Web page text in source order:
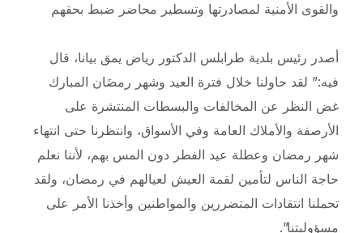
والقوى الأمنية لمصادرتها وتسطير محاضر ضبط بحقهم
أصدر رئيس بلدية طرابلس الدكتور رياض يمق بيانا، قال
فيه:” لقد حاولنا خلال فترة العيد وشهر رمضَان المبارك
غض النظر عن المخالفات والبسطات المنتشرة على
الأرصفة والأملاك العامة وفي الأسواق، وانتظرنا حتى انتهاء
شهر رمضان وعطلة عيد الفطر دون المس بهم، لأننا نعلم
حاجة الناس لتأمين لقمة العيش لعيالهم في رمضان، ولقد
تحملنا انتقادات المتضررين والمواطنين وأخذنا الأمر على
مسؤوليتنا”.